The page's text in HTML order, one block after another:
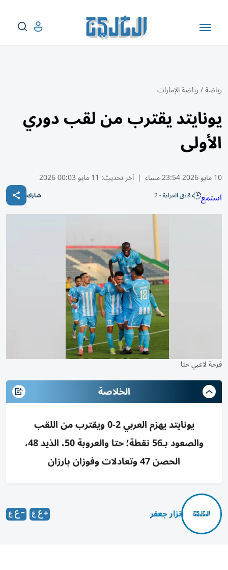
رياضة/رياضة الإمارات
يونايتد يقترب من لقب دوري
الأولى
10 مايو 2026 23:54 مساء | آخر تحديث: 11 مايو 00:03 2026
استمع دقائق القراءة - 2 شارك
فرحة لاعبي حتا
الخلاصة
يونايتد يهزم العربي 2-0 ويقترب من اللقب
والصعود بـ56 نقطة؛ حتا والعروبة 50، الذيد 48،
الحصن 47 وتعادلات وفوزان بارزان
نزار جعفر